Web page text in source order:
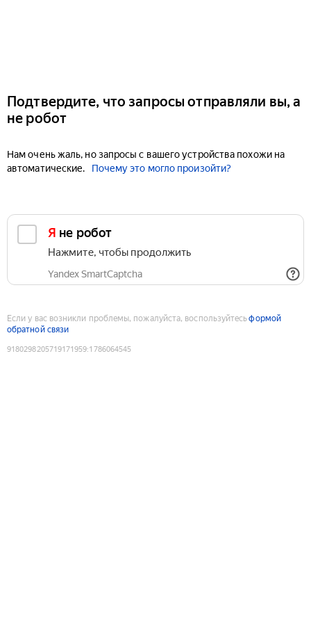
Подтвердите, что запросы отправляли вы, а
не робот
Нам очень жаль, но запросы с вашего устройства похожи на
автоматические.
Почему это могло произойти?
Я не робот
Нажмите, чтобы продолжить
Yandex SmartCaptcha
Если у вас возникли проблемы, пожалуйста, воспользуйтесьформой
обратной связи
9180298205719171959:1786064545